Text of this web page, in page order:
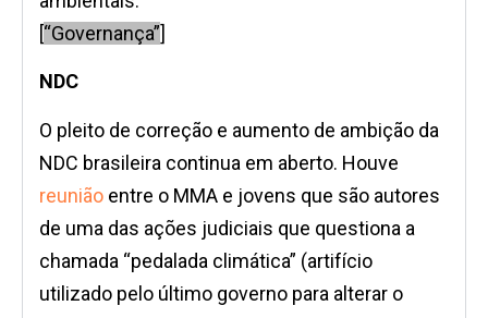
[“Governança”]
NDC
O pleito de correção e aumento de ambição da
NDC brasileira continua em aberto. Houve
reunião entre o MMA e jovens que são autores
de uma das ações judiciais que questiona a
chamada “pedalada climática” (artifício
utilizado pelo último governo para alterar o